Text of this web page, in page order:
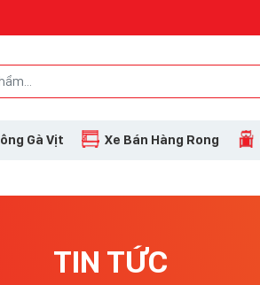
Gà Vịt Xe Bán Hàng Rong
TIN TỨC